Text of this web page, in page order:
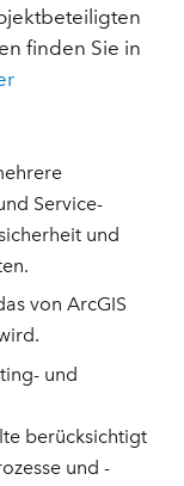
finden Sie in
Service-
und
von ArcGIS
und
berücksichtigt
und -